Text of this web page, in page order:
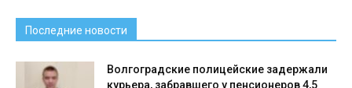
Последние новости
Волгоградские полицейские задержали
курьера, забравшего у пенсионеров 4,5